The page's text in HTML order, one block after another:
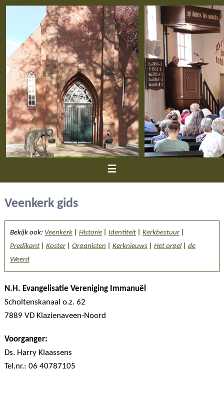
≡
Veenkerk gids
Bekijk ook: Veenkerk| Historie Identiteit Kerkbestuur
Predikant
Koster Organisten Kerknieuws Het orgel
de
Weerd
N.H. Evangelisatie Vereniging Immanuël
Scholtenskanaal o.z. 62
7889 VD Klazienaveen-Noord
Voorganger:
Ds. Harry Klaassens
Tel.nr.: 06 40787105